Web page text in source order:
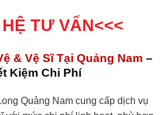
TƯ VẤN<<<
& Vệ Sĩ Tại Quảng Nam –
Kiệm Chi Phí
Quảng Nam cung cấp dịch vụ